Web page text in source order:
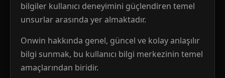
bilgiler kullanıcı deneyimini güçlendiren temel
unsurlar arasında yer almaktadır.
Onwin hakkında genel, güncel ve kolay anlaşılır
bilgi sunmak, bu kullanıcı bilgi merkezinin temel
amaçlarından biridir.